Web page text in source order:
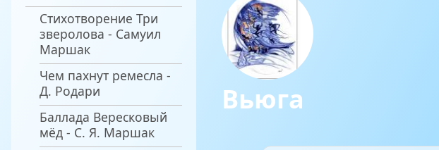
Стихотворение Три
зверолова - Самуил
Маршак
Чем пахнут ремесла -
Д. Родари
Баллада Вересковый
мёд - С. Я. Маршак
Вьюга